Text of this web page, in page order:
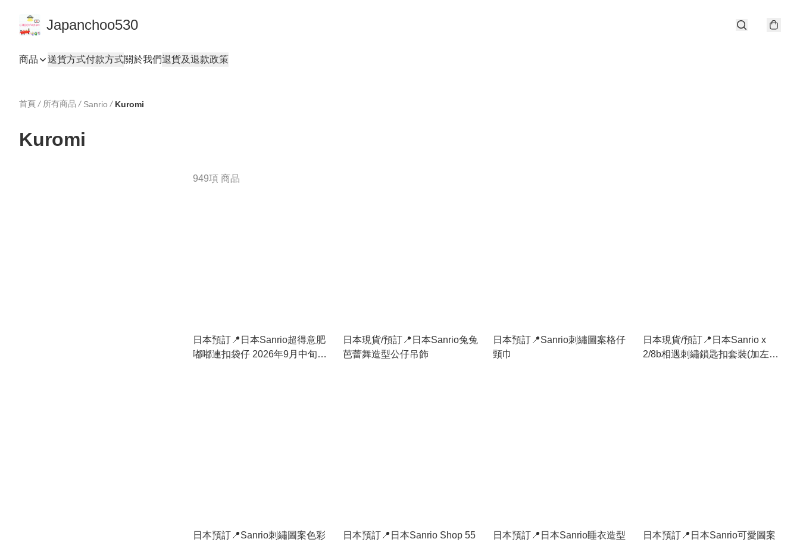
Japanchoo530
商品 送貨方式付款方式關於我們退貨及退款政策
首頁 / 所有商品 / Sanrio / Kuromi
Kuromi
949項 商品
日本預訂📍日本Sanrio超得意肥
嘟嘟連扣袋仔 2026年9月中旬出
日本現貨/預訂📍日本Sanrio兔兔
芭蕾舞造型公仔吊飾
日本預訂📍Sanrio刺繡圖案格仔
頸巾
日本現貨/預訂📍日本Sanrio x
2/8b相遇刺繡鎖匙扣套裝(加左新
日本預訂📍Sanrio刺繡圖案色彩
日本預訂📍日本Sanrio Shop 55
日本預訂📍日本Sanrio睡衣造型
日本預訂📍日本Sanrio可愛圖案